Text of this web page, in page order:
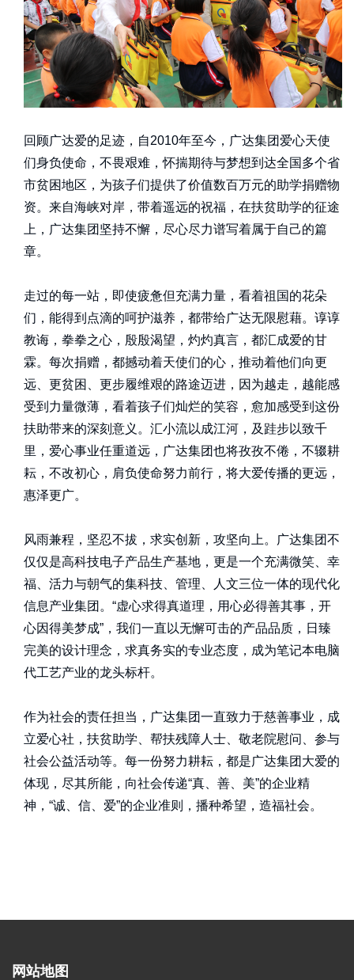
回顾广达爱的足迹，自2010年至今，广达集团爱心天使
们身负使命，不畏艰难，怀揣期待与梦想到达全国多个省
市贫困地区，为孩子们提供了价值数百万元的助学捐赠物
资。来自海峡对岸，带着遥远的祝福，在扶贫助学的征途
上，广达集团坚持不懈，尽心尽力谱写着属于自己的篇
章。
走过的每一站，即使疲惫但充满力量，看着祖国的花朵
们，能得到点滴的呵护滋养，都带给广达无限慰藉。谆谆
教诲，拳拳之心，殷殷渴望，灼灼真言，都汇成爱的甘
霖。每次捐赠，都撼动着天使们的心，推动着他们向更
远、更贫困、更步履维艰的路途迈进，因为越走，越能感
受到力量微薄，看着孩子们灿烂的笑容，愈加感受到这份
扶助带来的深刻意义。汇小流以成江河，及跬步以致千
里，爱心事业任重道远，广达集团也将孜孜不倦，不辍耕
耘，不改初心，肩负使命努力前行，将大爱传播的更远，
惠泽更广。
风雨兼程，坚忍不拔，求实创新，攻坚向上。广达集团不
仅仅是高科技电子产品生产基地，更是一个充满微笑、幸
福、活力与朝气的集科技、管理、人文三位一体的现代化
信息产业集团。“虚心求得真道理，用心必得善其事，开
心因得美梦成”，我们一直以无懈可击的产品品质，日臻
完美的设计理念，求真务实的专业态度，成为笔记本电脑
代工艺产业的龙头标杆。
作为社会的责任担当，广达集团一直致力于慈善事业，成
立爱心社，扶贫助学、帮扶残障人士、敬老院慰问、参与
社会公益活动等。每一份努力耕耘，都是广达集团大爱的
体现，尽其所能，向社会传递“真、善、美”的企业精
神，“诚、信、爱”的企业准则，播种希望，造福社会。
网站地图